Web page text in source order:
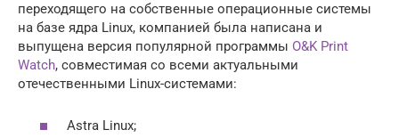
переходящего на собственные операционные системы
на базе ядра Linux, компанией была написана и
выпущена версия популярной программы O&K Print
Watch, совместимая со всеми актуальными
отечественными Linux-системами:
Astra Linux;